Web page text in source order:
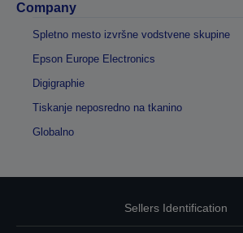
Company
Spletno mesto izvršne vodstvene skupine
Epson Europe Electronics
Digigraphie
Tiskanje neposredno na tkanino
Globalno
Sellers Identification